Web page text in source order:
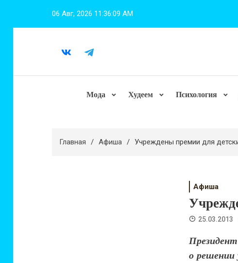
06 Авг, 2026 11:36:10 AM
Мода Худеем Психология
Главная Афиша Учреждены премии для
Афиша
25.03.2013
о решении